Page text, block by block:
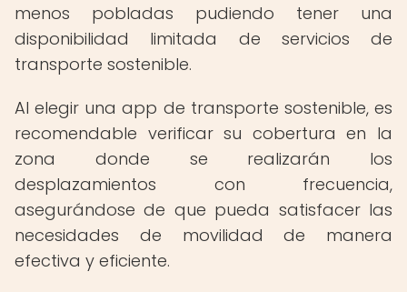
menos pobladas pudiendo tener una
disponibilidad limitada de servicios de
transporte sostenible.
Al elegir una app de transporte sostenible, es
recomendable verificar su cobertura en la
zona donde se realizarán los
desplazamientos con frecuencia,
asegurándose de que pueda satisfacer las
necesidades de movilidad de manera
efectiva y eficiente.